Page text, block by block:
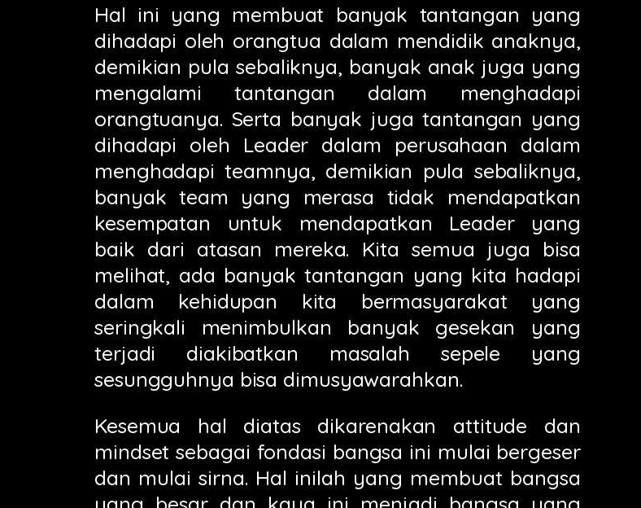
Hal ini yang membuat banyak tantangan yang
dihadapi oleh orangtua dalam mendidik anaknya,
demikian pula sebaliknya, banyak anak juga yang
mengalami tantangan dalam menghadapi
orangtuanya. Serta banyak juga tantangan yang
dihadapi oleh Leader dalam perusahaan dalam
menghadapi teamnya, demikian pula sebaliknya,
banyak team yang merasa tidak mendapatkan
kesempatan untuk mendapatkan Leader yang
baik dari atasan mereka. Kita semua juga bisa
melihat, ada banyak tantangan yang kita hadapi
dalam kehidupan kita bermasyarakat yang
seringkali menimbulkan banyak gesekan yang
terjadi diakibatkan masalah sepele yang
sesungguhnya bisa dimusyawarahkan.
Kesemua hal diatas dikarenakan attitude dan
mindset sebagai fondasi bangsa ini mulai bergeser
dan mulai sirna. Hal inilah yang membuat bangsa